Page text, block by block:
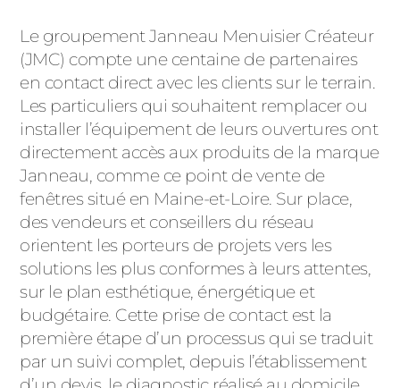
Le groupement Janneau Menuisier Créateur
(JMC) compte une centaine de partenaires
en contact direct avec les clients sur le terrain.
Les particuliers qui souhaitent remplacer ou
installer l’équipement de leurs ouvertures ont
directement accès aux produits de la marque
Janneau, comme ce point de vente de
fenêtres situé en Maine-et-Loire. Sur place,
des vendeurs et conseillers du réseau
orientent les porteurs de projets vers les
solutions les plus conformes à leurs attentes,
sur le plan esthétique, énergétique et
budgétaire. Cette prise de contact est la
première étape d’un processus qui se traduit
par un suivi complet, depuis l’établissement